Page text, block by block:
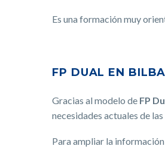
Es una formación muy
FP DUAL EN
Gracias al modelo de FP
necesidades actuales de
Para ampliar la